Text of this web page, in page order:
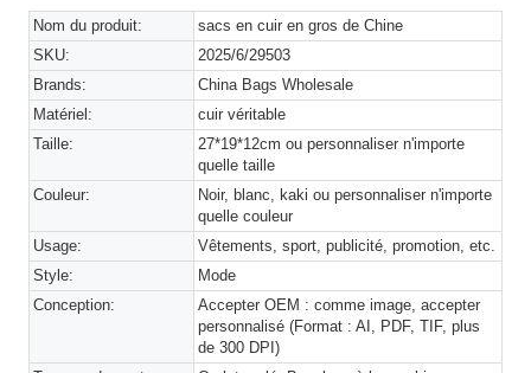
Nom du produit:
sacs en cuir en gros de Chine
SKU:
2025/6/29503
Brands:
China Bags Wholesale
Matériel:
cuir véritable
Taille:
27*19*12cm ou personnaliser n'importe
quelle taille
Couleur:
Noir, blanc, kaki ou personnaliser n'importe
quelle couleur
Usage:
Vêtements, sport, publicité, promotion, etc.
Style:
Mode
Conception:
Accepter OEM : comme image, accepter
personnalisé (Format : AI, PDF, TIF, plus
de 300 DPI)